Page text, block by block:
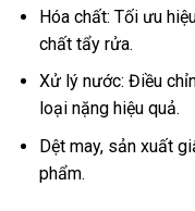
Hóa chất: Tối ưu
chất tẩy rửa.
Xử lý nước: Điều
loại nặng hiệu quả.
Dệt may, sản xuất
phẩm.